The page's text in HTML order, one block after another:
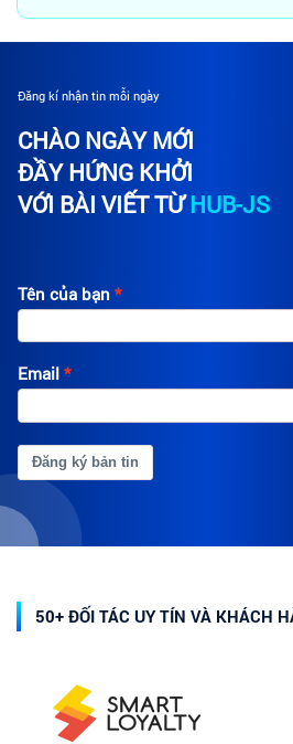
Đăng kí nhận tin mỗi ngày
CHÀO NGÀY MỚI
ĐẦY HỨNG KHỞI
VỚI BÀI VIẾT TỪHUB-JS
Tên của bạn
Email
Đăng ký bản tin
50+ ĐỐI TÁC UY TÍN VÀ KHÁCH